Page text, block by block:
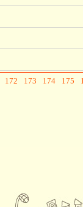
172 173 174 175